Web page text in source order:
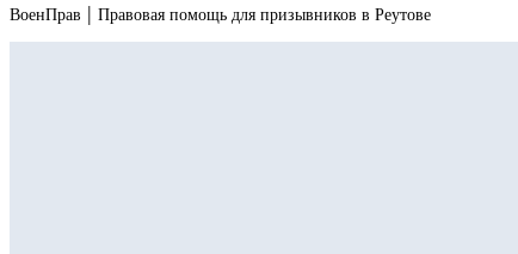
ВоенПрав | Правовая помощь для призывников в Реутове